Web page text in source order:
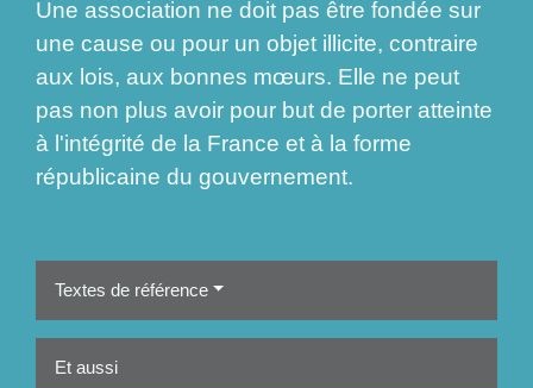
Une association ne doit pas être fondée sur
une cause ou pour un objet illicite, contraire
aux lois, aux bonnes mœurs. Elle ne peut
pas non plus avoir pour but de porter atteinte
à l'intégrité de la France et à la forme
républicaine du gouvernement.
Textes de référence
Et aussi